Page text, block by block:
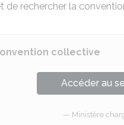
de rechercher la
collective
Accéder au
Ministère